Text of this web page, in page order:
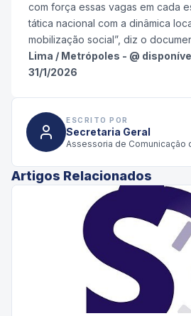
com força essas vagas em cada
tática nacional com a dinâmica
mobilização social”, diz o
Lima / Metrópoles - @
31/1/2026
ESCRITO POR
Secretaria Geral
Assessoria de Comunicação
Artigos Relacionados